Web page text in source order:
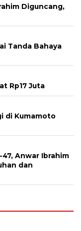
Diguncang,
Tanda Bahaya
Rp17 Juta
di Kumamoto
47, Anwar Ibrahim
dan